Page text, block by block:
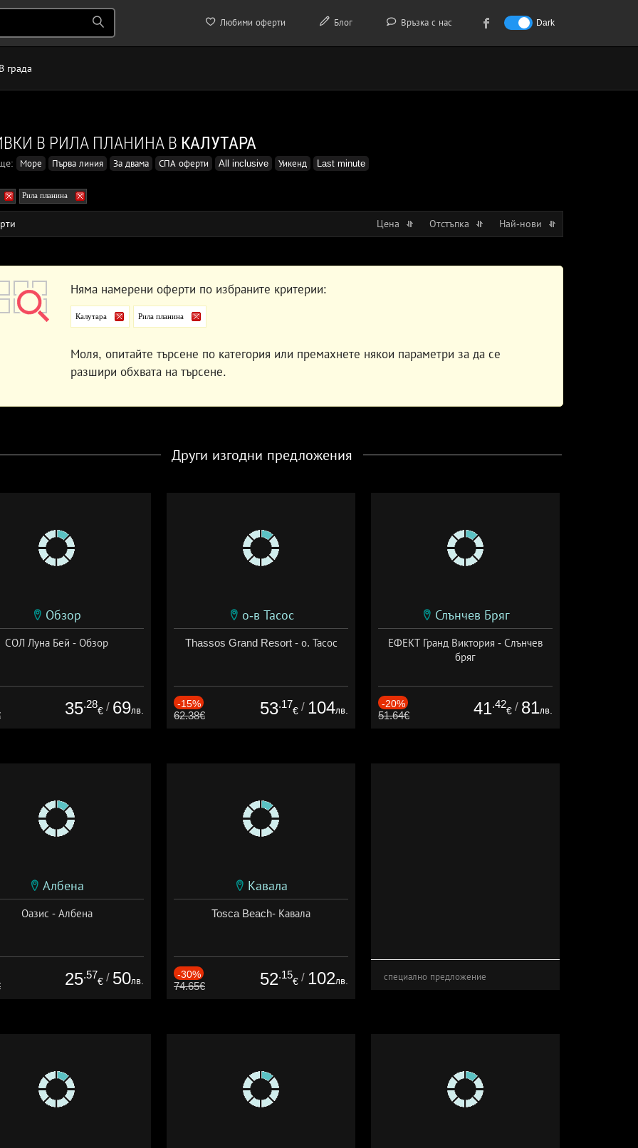
Любими оферти Блог Връзка с нас Dark
В града
В РИЛА ПЛАНИНА В КАЛУТАРА
Море Първа линия За двама СПА оферти All inclusive Уикенд Last minute
Рила планина
Цена Отстъпка Най-нови
Няма намерени оферти по избраните критерии:
Калутара Рила планина
Моля, опитайте търсене по категория или премахнете някои параметри за да се
разшири обхвата на търсене.
Други изгодни предложения
Обзор
СОЛ Луна Бей - Обзор
35.28
€ / 69лв.
о-в Тасос
Thassos Grand Resort - о. Тасос
-15%
62.38€ 53.17
€ / 104лв.
Слънчев Бряг
ЕФЕКТ Гранд Виктория - Слънчев
бряг
-20%
51.64€ 41.42
€ / 81лв.
Албена
Оазис - Албена
25.57
€ / 50лв.
Кавала
Tosca Beach- Кавала
-30%
74.65€ 52.15
€ / 102лв. специално предложение